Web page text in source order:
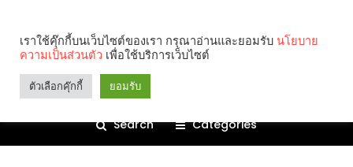
Search Categories
เราใช้คุ๊กกี้บนเว็บไซต์ของเรา กรุณาอ่านและยอมรับ นโยบาย
ความเป็นส่วนตัว เพื่อใช้บริการเว็บไซต์
ตัวเลือกคุ๊กกี้ ยอมรับ